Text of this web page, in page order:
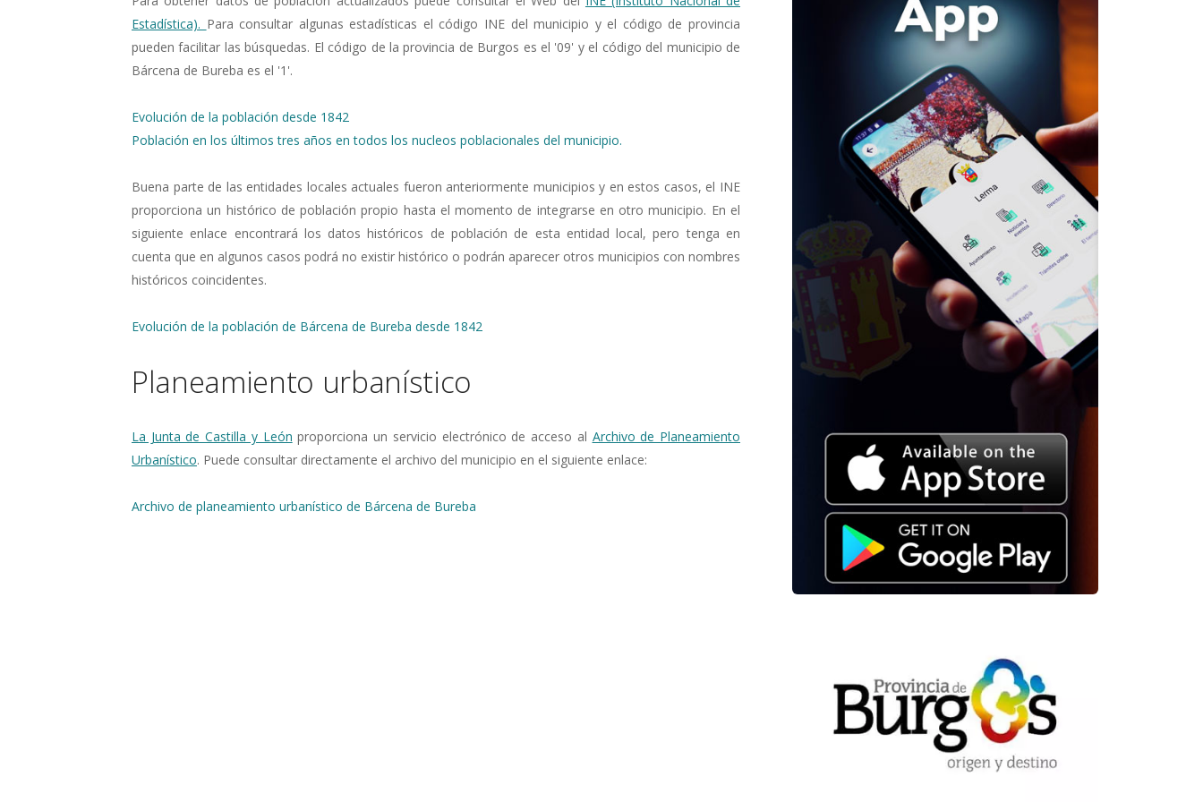
Estadística). Para consultar algunas estadísticas el código INE del municipio y el código de provincia
pueden facilitar las búsquedas. El código de la provincia de Burgos es el '09' y el código del municipio de
Bárcena de Bureba es el '1'.
Evolución de la población desde 1842
Población en los últimos tres años en todos los nucleos poblacionales del municipio.
Buena parte de las entidades locales actuales fueron anteriormente municipios y en estos casos, el INE
proporciona un histórico de población propio hasta el momento de integrarse en otro municipio. En el
siguiente enlace encontrará los datos históricos de población de esta entidad local, pero tenga en
cuenta que en algunos casos podrá no existir histórico o podrán aparecer otros municipios con nombres
históricos coincidentes.
Evolución de la población de Bárcena de Bureba desde 1842
Planeamiento urbanístico
La Junta de Castilla y León proporciona un servicio electrónico de acceso al Archivo de Planeamiento
Urbanístico. Puede consultar directamente el archivo del municipio en el siguiente enlace:
Archivo de planeamiento urbanístico de Bárcena de Bureba